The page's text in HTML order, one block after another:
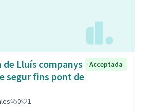
Lluís companys
segur fins pont de
Acceptada
0 1